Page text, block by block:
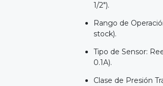
1/2").
Rango de
stock).
Tipo de Sensor:
0.1A).
Clase de Presión